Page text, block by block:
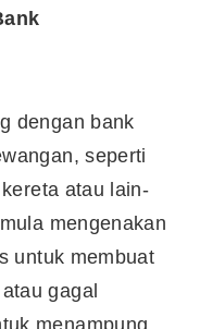
dengan bank
seperti
atau lain-
mengenakan
untuk membuat
gagal
menampung